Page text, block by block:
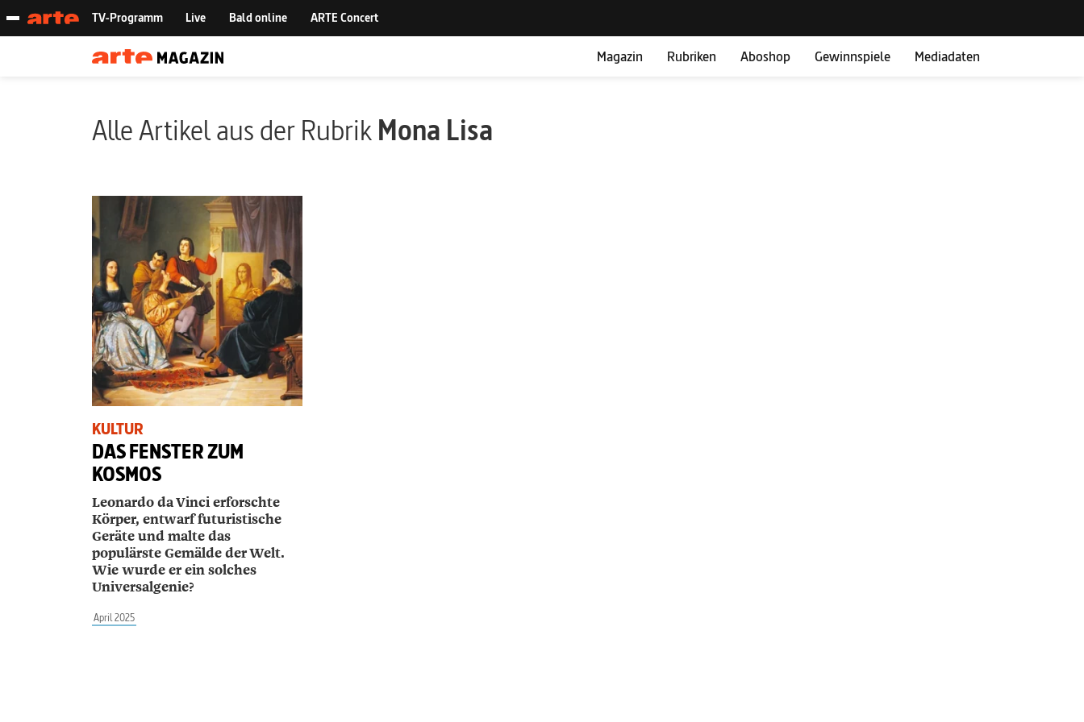
Magazin Rubriken Aboshop Gewinnspiele Mediadaten
Alle Artikel aus der RubrikMona Lisa
KULTUR
DAS FENSTER ZUM
KOSMOS
Leonardo da Vinci erforschte
Körper, entwarf futuristische
Geräte und malte das
populärste Gemälde der Welt.
Wie wurde er ein solches
Universalgenie?
April 2025